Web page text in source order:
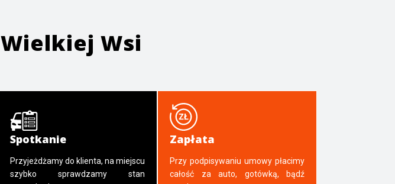
Wielkiej Wsi
Spotkanie
Przyjeżdżamy do klienta, na miejscu
szybko sprawdzamy stan
Zapłata
Przy podpisywaniu umowy płacimy
całość za auto, gotówką, bądź